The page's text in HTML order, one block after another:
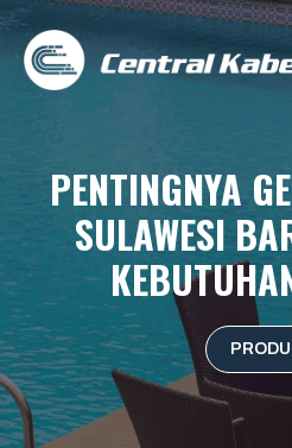
Skip
content
PENTINGNYA
SULAWESI